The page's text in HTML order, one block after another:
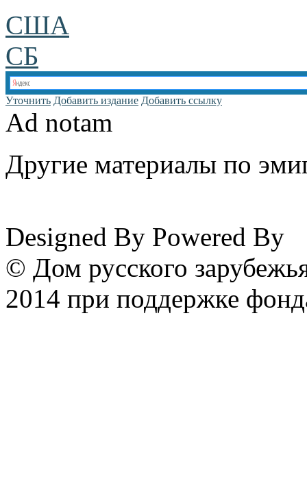
США
СБ
Уточнить Добавить издание Добавить ссылку
Ad notam
Другие материалы по
Designed By Powered By
© Дом русского
2014 при поддержке